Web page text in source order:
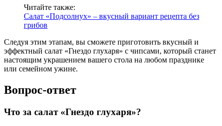
Читайте также:
Салат «Подсолнух» – вкусный вариант рецепта без
грибов
Следуя этим этапам, вы сможете приготовить вкусный и
эффектный салат «Гнездо глухаря» с чипсами, который станет
настоящим украшением вашего стола на любом празднике
или семейном ужине.
Вопрос-ответ
Что за салат «Гнездо глухаря»?